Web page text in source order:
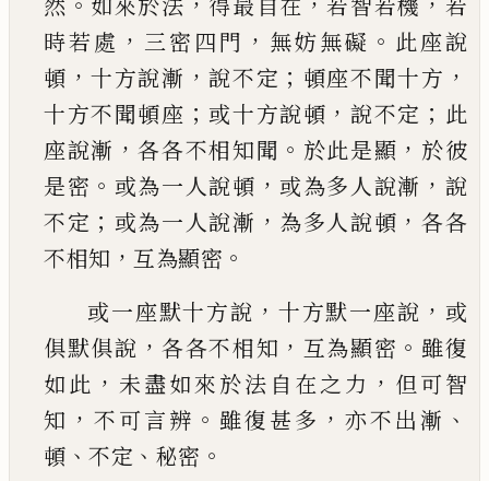
然 如來於法 得最自在 若智若機
若
時若處 ， 三密四門 ， 無妨無礙 。 此座說
頓 ，十方說漸 ，說不定 ； 頓座不聞十方 ，
十方不聞頓座 ； 或十方說頓 ，說不定 ； 此
座說漸 ，各各不相知聞 。 於此是顯 ， 於彼
是密 。 或為一人說頓 ， 或為多人說漸 ， 說
不定 ； 或為一人說漸 ， 為多人說頓 ， 各各
不相知 ， 互為顯密 。
或一座默十方說 ， 十方默一座說 ， 或
俱默俱說 ，各各不相知 ， 互為顯密 。 雖復
如此 ， 未盡如來於法自在之力 ， 但可智
知 ， 不可言辨 。 雖復甚多 ， 亦不出漸 、
頓 、 不定 、 秘密 。